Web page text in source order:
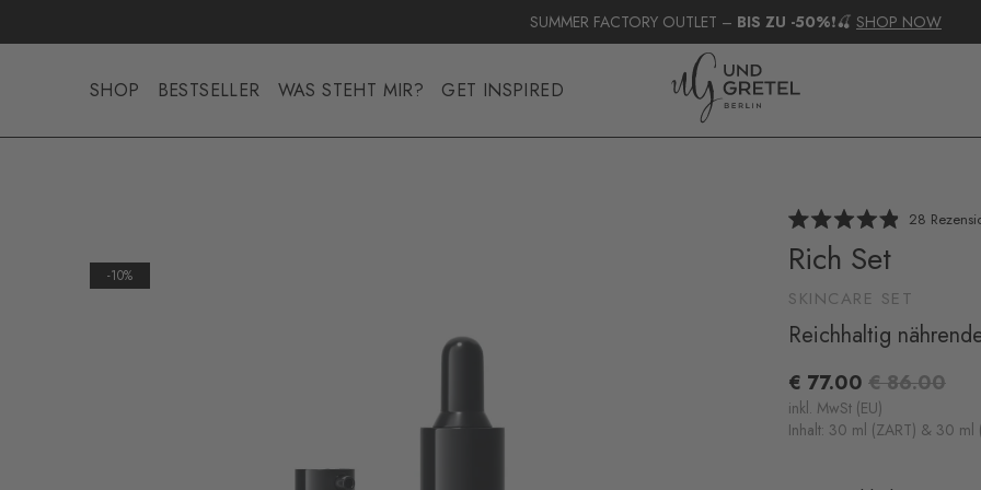
SHOP BESTSELLER WAS STEHT MIR? GET INSPIRED
-10%
Mit
4.9
von
Sternen
bewertet
28
Rich Set
SKINCARE SET
Reichhaltig
€ 77.00 € 86.00
inkl. MwSt (EU)
Inhalt: 30 ml (ZART) & 30 ml